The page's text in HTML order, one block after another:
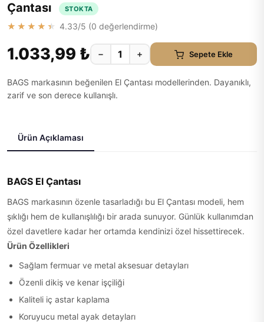
Çantası
STOKTA
★★★★★ 4.33/5 (0 değerlendirme)
1.033,99 ₺ − + Sepete Ekle
BAGS markasının beğenilen El Çantası modellerinden. Dayanıklı,
zarif ve son derece kullanışlı.
Ürün Açıklaması
BAGS El Çantası
BAGS markasının özenle tasarladığı bu El Çantası modeli, hem
şıklığı hem de kullanışlılığı bir arada sunuyor. Günlük kullanımdan
özel davetlere kadar her ortamda kendinizi özel hissettirecek.
Ürün Özellikleri
Sağlam fermuar ve metal aksesuar detayları
Özenli dikiş ve kenar işçiliği
Kaliteli iç astar kaplama
Koruyucu metal ayak detayları